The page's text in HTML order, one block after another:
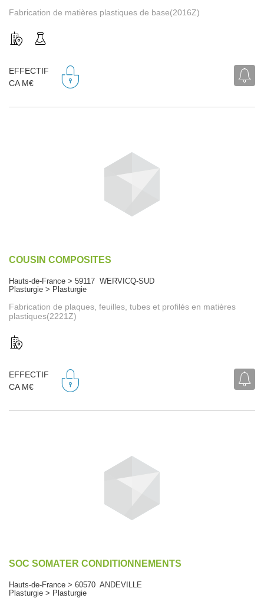
Fabrication de matières plastiques de base(2016Z)
EFFECTIF
CA M€
COUSIN COMPOSITES
Hauts-de-France > 59117 WERVICQ-SUD
Plasturgie > Plasturgie
Fabrication de plaques, feuilles, tubes et profilés en matières
plastiques(2221Z)
EFFECTIF
CA M€
SOC SOMATER CONDITIONNEMENTS
Hauts-de-France > 60570 ANDEVILLE
Plasturgie > Plasturgie